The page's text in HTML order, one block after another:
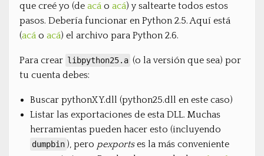
que creé yo (de acá o acá) y saltearte todos estos
pasos. Debería funcionar en Python 2.5. Aquí está
(acá o acá) el archivo para Python 2.6.
Para crear libpython25.a (o la versión que sea) por
tu cuenta debes:
Buscar pythonXY.dll (python25.dll en este caso)
Listar las exportaciones de esta DLL. Muchas
herramientas pueden hacer esto (incluyendo
dumpbin ), pero pexportses la más conveniente